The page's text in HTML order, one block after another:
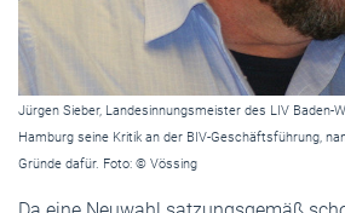
Jürgen Sieber, Landesinnungsmeister des LIV Baden-
Hamburg seine Kritik an der BIV-Geschäftsführung,
Gründe dafür. Foto: © Vössing